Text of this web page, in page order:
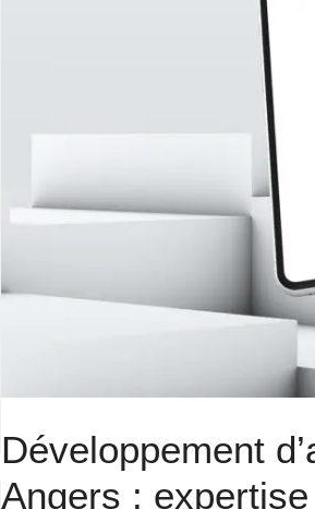
Développement
Angers :